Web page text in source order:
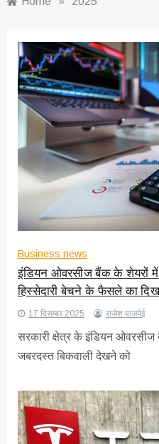
Business news
इंडियन ओवरसीज बैंक के शेयरों में
हिस्सेदारी बेचने के फैसले का
17 दिसम्बर 2025 राजेश वाजपेई
सरकारी क्षेत्र के इंडियन
जबरदस्त बिकवाली देखने को